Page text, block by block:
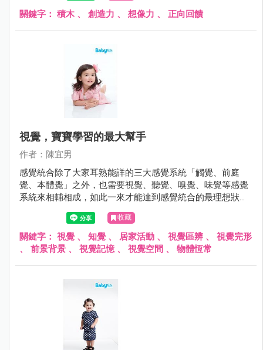
動、想像力與創造力等，甚至也有研究指出透過積木為媒介
關鍵字： 積木 、 創造力 、 想像力 、 正向回饋
視覺，寶寶學習的最大幫手
作者：陳宜男
感覺統合除了大家耳熟能詳的三大感覺系統「觸覺、前庭
覺、本體覺」之外，也需要視覺、聽覺、嗅覺、味覺等感覺
系統來相輔相成，如此一來才能達到感覺統合的最理想狀
態，其中以視覺尤為重要，根據研究顯示，人類大約有80%
的訊息是經由眼睛接收再傳送到大腦，也是主要的學習管道
之一。
收藏
關鍵字： 視覺 、 知覺 、 居家活動 、 視覺區辨 、 視覺完形
、 前景背景 、 視覺記憶、 視覺空間 、 物體恆常